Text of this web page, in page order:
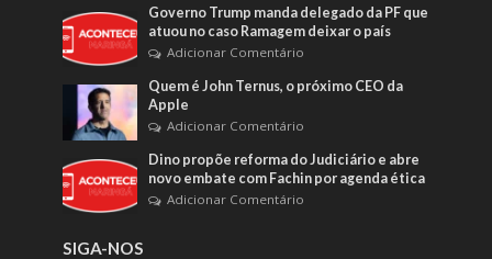
Governo Trump manda delegado da PF que
atuou no caso Ramagem deixar o país
Adicionar Comentário
Quem é John Ternus, o próximo CEO da
Apple
Adicionar Comentário
Dino propõe reforma do Judiciário e abre
novo embate com Fachin por agenda ética
Adicionar Comentário
SIGA-NOS